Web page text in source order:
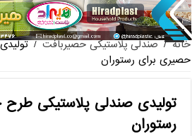
پخش عمده صندلی پلاستیکی دسته دار
خانه / صندلی پلاستیکی حصیربافت /
حصیری برای رستوران
تولیدی صندلی پلاستیکی
رستوران